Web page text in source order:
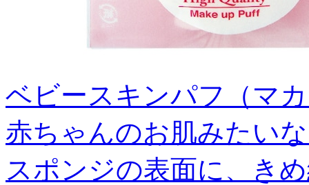
ベビースキンパフ（マ
赤ちゃんのお肌みたい
スポンジの表面に、き